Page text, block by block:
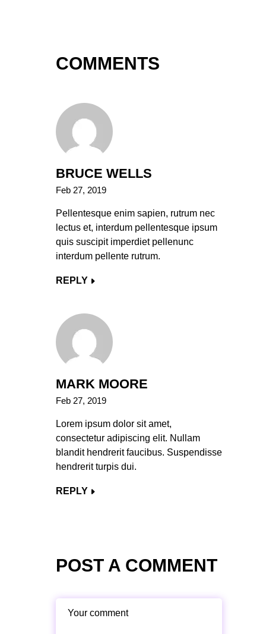
COMMENTS
BRUCE WELLS
Feb 27, 2019
Pellentesque enim sapien, rutrum nec
lectus et, interdum pellentesque ipsum
quis suscipit imperdiet pellenunc
interdum pellente rutrum.
REPLY
MARK MOORE
Feb 27, 2019
Lorem ipsum dolor sit amet,
consectetur adipiscing elit. Nullam
blandit hendrerit faucibus. Suspendisse
hendrerit turpis dui.
REPLY
POST A COMMENT